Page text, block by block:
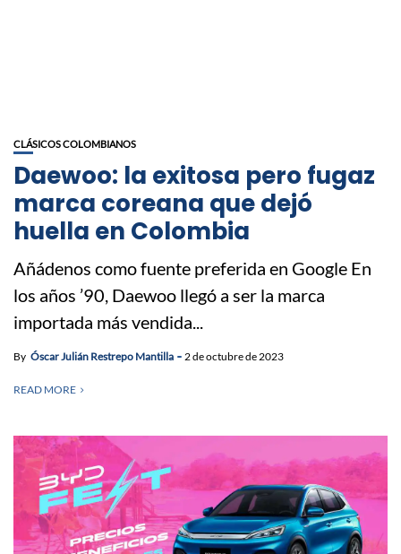
CLÁSICOS COLOMBIANOS
Daewoo: la exitosa pero fugaz
marca coreana que dejó
huella en Colombia
Añádenos como fuente preferida en Google En
los años ’90, Daewoo llegó a ser la marca
importada más vendida...
By Óscar Julián Restrepo Mantilla 2 de octubre de 2023
READ MORE